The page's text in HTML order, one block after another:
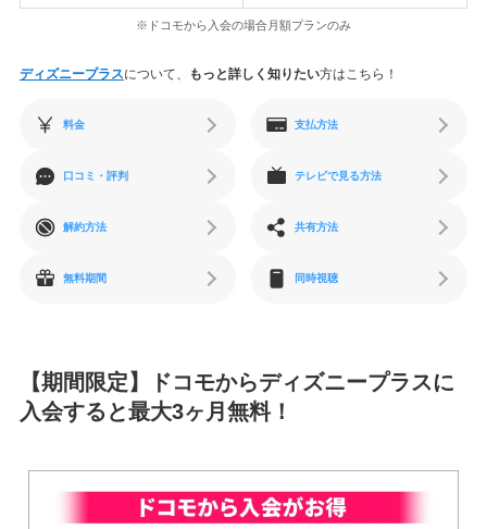
※ドコモから入会の場合月額プランのみ
ディズニープラスについて、 もっと詳しく知りたい方はこちら！
料金 支払方法
口コミ・評判 テレビで見る方法
解約方法 共有方法
無料期間 同時視聴
【期間限定】ドコモからディズニープラスに
入会すると最大3ヶ月無料！